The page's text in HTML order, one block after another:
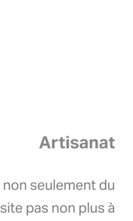
Artisanat
seulement du
pas non plus à